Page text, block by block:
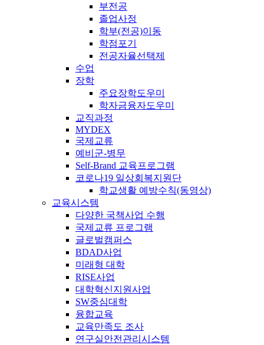
부전공
졸업사정
학부(전공)이동
학점포기
전공자율선택제
수업
장학
주요장학도우미
학자금융자도우미
교직과정
MYDEX
국제교류
예비군-병무
Self-Brand 교육프로그램
코로나19 일상회복지원단
학교생활 예방수칙(동영상)
교육시스템
다양한 국책사업 수행
국제교류 프로그램
글로벌캠퍼스
BDAD사업
미래형 대학
RISE사업
대학혁신지원사업
SW중심대학
융합교육
교육만족도 조사
연구실안전관리시스템